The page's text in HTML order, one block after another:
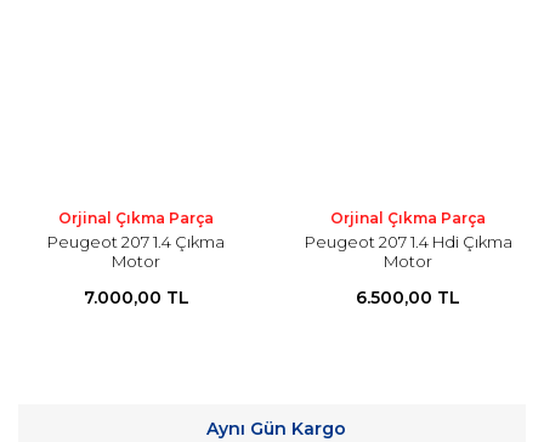
Orjinal Çıkma Parça
Peugeot 207 1.4 Çıkma
Motor
7.000,00 TL
Orjinal Çıkma Parça
Peugeot 207 1.4 Hdi Çıkma
Motor
6.500,00 TL
Aynı Gün Kargo